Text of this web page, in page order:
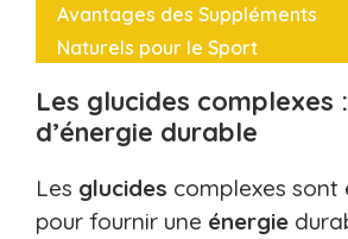
Avantages des Suppléments
Naturels pour le Sport
Les glucides complexes
d’énergie durable
Les glucides complexes sont
pour fournir une énergie